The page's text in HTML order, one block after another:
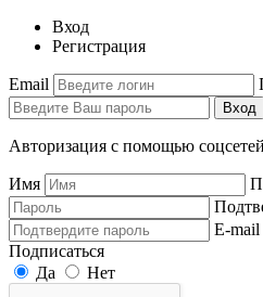
Вход
Регистрация
Email
Вход
Авторизация с помощью соцсетей
Имя
E-mail
Подписаться
Да
Нет